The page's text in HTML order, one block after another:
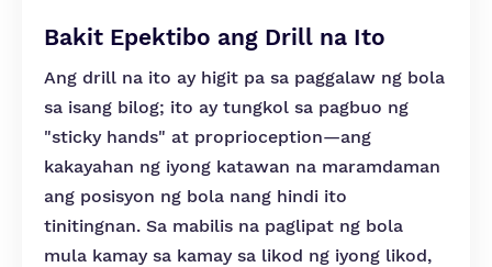
Bakit Epektibo ang Drill na Ito
Ang drill na ito ay higit pa sa paggalaw ng bola
sa isang bilog; ito ay tungkol sa pagbuo ng
"sticky hands" at proprioception—ang
kakayahan ng iyong katawan na maramdaman
ang posisyon ng bola nang hindi ito
tinitingnan. Sa mabilis na paglipat ng bola
mula kamay sa kamay sa likod ng iyong likod,